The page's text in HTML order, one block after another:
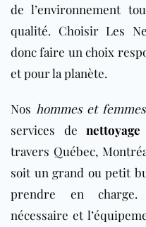
de l’environnement
qualité. Choisir Les
donc faire un choix
et pour la planète.
Nos hommes et
services de
travers Québec,
soit un grand ou petit
prendre en charge.
nécessaire et